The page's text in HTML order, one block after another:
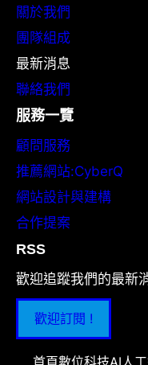
關於我們
團隊組成
最新消息
聯絡我們
服務一覽
顧問服務
推薦網站:CyberQ
網站設計與建構
合作提案
RSS
歡迎追蹤我們的最新
歡迎訂閱 !
首頁數位科技AI人